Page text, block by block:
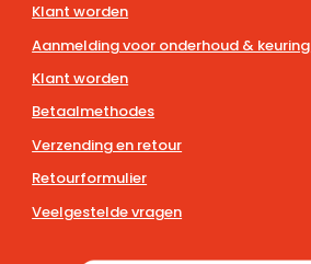
Klant worden
Aanmelding voor onderhoud & keuring
Klant worden
Betaalmethodes
Verzending en retour
Retourformulier
Veelgestelde vragen